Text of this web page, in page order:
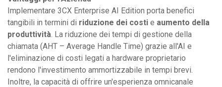
Implementare 3CX Enterprise AI Edition porta benefici
tangibili in termini di riduzione dei costi e aumento della
produttività. La riduzione dei tempi di gestione della
chiamata (AHT – Average Handle Time) grazie all'AI e
l'eliminazione di costi legati a hardware proprietario
rendono l'investimento ammortizzabile in tempi brevi.
Inoltre, la capacità di offrire un'esperienza omnicanale